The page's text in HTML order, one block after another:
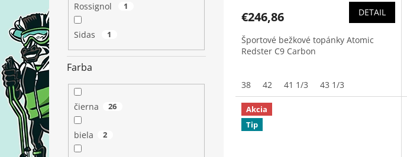
Rossignol 1
Sidas 1
Farba
čierna 26
biela 2
€246,86 DETAIL
Športové bežkové topánky Atomic
Redster C9 Carbon
38 42 41 1/3 43 1/3
Akcia
Tip